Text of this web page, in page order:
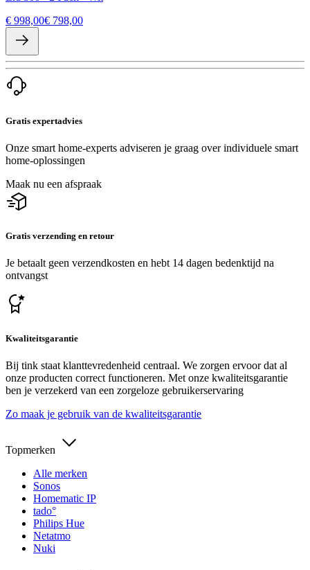
€ 998,00€ 798,00
Gratis expertadvies
Onze smart home-experts adviseren je graag over individuele smart
home-oplossingen
Maak nu een afspraak
Gratis verzending en retour
Je betaalt geen verzendkosten en hebt 14 dagen bedenktijd na
ontvangst
Kwaliteitsgarantie
Bij tink staat klanttevredenheid centraal. We zorgen ervoor dat al
onze producten correct functioneren. Met onze kwaliteitsgarantie
ben je verzekerd van een zorgeloze gebruikerservaring
Zo maak je gebruik van de kwaliteitsgarantie
Topmerken
Alle merken
Sonos
Homematic IP
tado°
Philips Hue
Netatmo
Nuki